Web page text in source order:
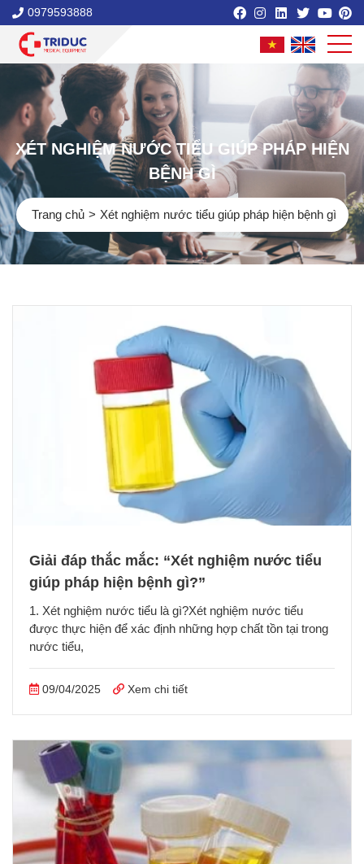
0979593888
XÉT NGHIỆM NƯỚC TIỂU GIÚP PHÁP HIỆN
BỆNH GÌ
Trang chủ Xét nghiệm nước tiểu giúp pháp hiện bệnh gì
Giải đáp thắc mắc: “Xét nghiệm nước tiểu
giúp pháp hiện bệnh gì?”
1. Xét nghiệm nước tiểu là gì?Xét nghiệm nước tiểu
được thực hiện để xác định những hợp chất tồn tại trong
nước tiểu,
09/04/2025 Xem chi tiết